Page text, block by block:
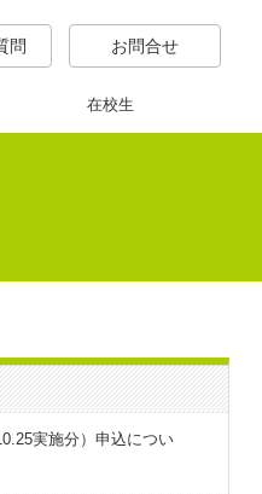
問 お問合せ
在校生
実施分）申込につい